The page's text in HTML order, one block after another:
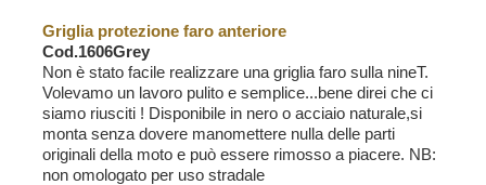
Griglia protezione faro anteriore
Cod.1606Grey
Non è stato facile realizzare una griglia faro sulla nineT.
Volevamo un lavoro pulito e semplice...bene direi che ci
siamo riusciti ! Disponibile in nero o acciaio naturale,si
monta senza dovere manomettere nulla delle parti
originali della moto e può essere rimosso a piacere. NB:
non omologato per uso stradale